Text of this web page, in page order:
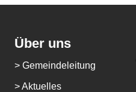
Über uns
> Gemeindeleitung
> Aktuelles